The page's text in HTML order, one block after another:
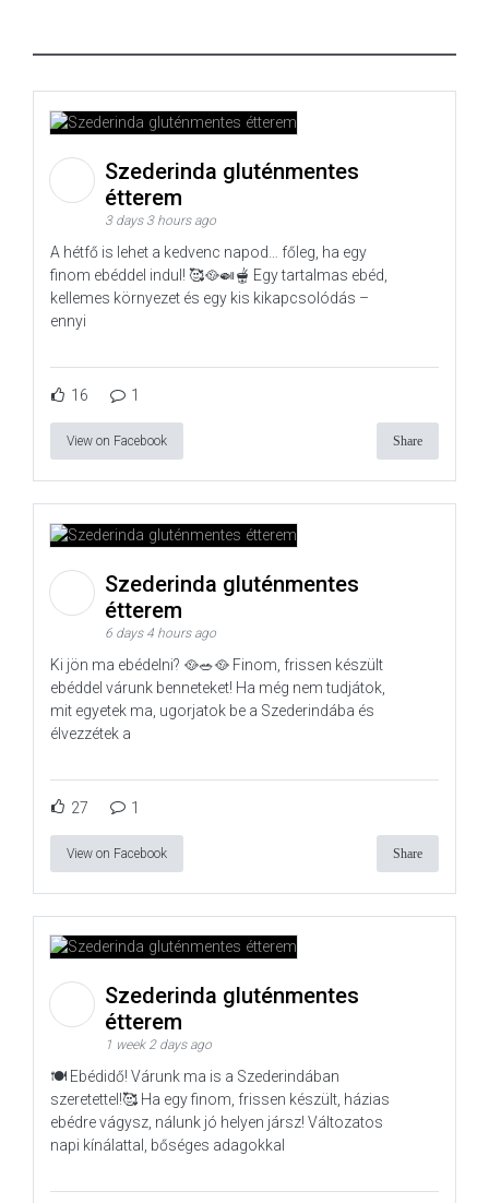
Szederinda gluténmentes
étterem
3 days 3 hours ago
A hétfő is lehet a kedvenc napod… főleg, ha egy
finom ebéddel indul! 🥰🥘🍛🫕 Egy tartalmas ebéd,
kellemes környezet és egy kis kikapcsolódás –
ennyi
16 1
View on Facebook Share
Szederinda gluténmentes
étterem
6 days 4 hours ago
Ki jön ma ebédelni? 🥘🥗🥘 Finom, frissen készült
ebéddel várunk benneteket! Ha még nem tudjátok,
mit egyetek ma, ugorjatok be a Szederindába és
élvezzétek a
27 1
View on Facebook Share
Szederinda gluténmentes
étterem
1 week 2 days ago
🍽️ Ebédidő! Várunk ma is a Szederindában
szeretettel!🥰 Ha egy finom, frissen készült, házias
ebédre vágysz, nálunk jó helyen jársz! Változatos
napi kínálattal, bőséges adagokkal